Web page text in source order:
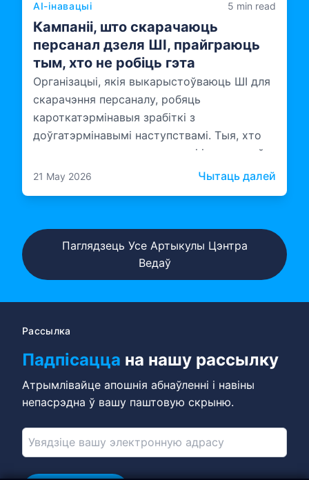
AI-інавацыі 5 min read
Кампаніі, што скарачаюць
персанал дзеля ШІ, прайграюць
тым, хто не робіць гэта
Організацыі, якія выкарыстоўваюць ШІ для
скарачэння персаналу, робяць
кароткатэрмінавыя зрабіткі з
доўгатэрмінавымі наступствамі. Тыя, хто
трымае свае каманды разам і інвеструе ў
тое, як гэтыя каманды працуюць з ШІ,
21 May 2026 Чытаць далей
Паглядзець Усе Артыкулы Цэнтра
Ведаў
Рассылка
Падпісацца на нашу рассылку
Атрымлівайце апошнія абнаўленні і навіны
непасрэдна ў вашу паштовую скрыню.